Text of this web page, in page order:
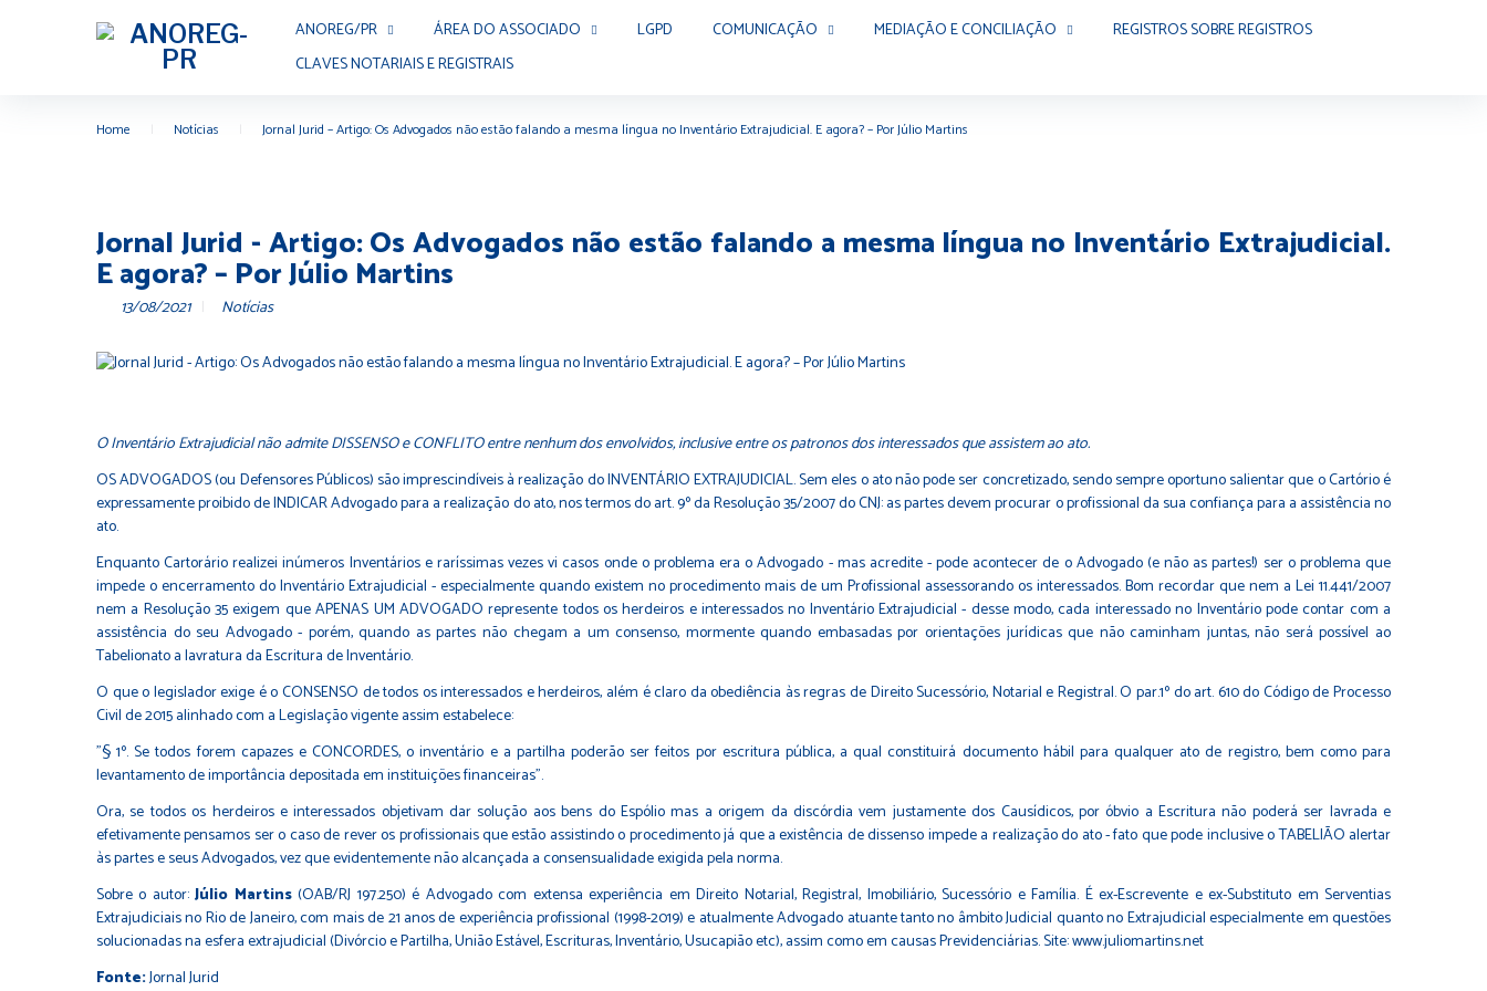
ANOREG/PR ÁREA DO ASSOCIADO LGPD COMUNICAÇÃO MEDIAÇÃO E CONCILIAÇÃO
REGISTROS SOBRE REGISTROS
CLAVES NOTARIAIS E REGISTRAIS
Home Notícias Jornal Jurid – Artigo: Os Advogados não estão falando a mesma língua no Inventário Extrajudicial. E agora? – Por Júlio Martins
Jornal Jurid - Artigo: Os Advogados não estão falando a mesma língua no Inventário Extrajudicial.
E agora? – Por Júlio Martins
13/08/2021 Notícias
O Inventário Extrajudicial não admite DISSENSO e CONFLITO entre nenhum dos envolvidos, inclusive entre os patronos dos interessados que assistem ao ato.
OS ADVOGADOS (ou Defensores Públicos) são imprescindíveis à realização do INVENTÁRIO EXTRAJUDICIAL. Sem eles o ato não pode ser concretizado, sendo sempre oportuno salientar que o Cartório é
expressamente proibido de INDICAR Advogado para a realização do ato, nos termos do art. 9º da Resolução 35/2007 do CNJ: as partes devem procurar o profissional da sua confiança para a assistência no
ato.
Enquanto Cartorário realizei inúmeros Inventários e raríssimas vezes vi casos onde o problema era o Advogado - mas acredite - pode acontecer de o Advogado (e não as partes!) ser o problema que
impede o encerramento do Inventário Extrajudicial - especialmente quando existem no procedimento mais de um Profissional assessorando os interessados. Bom recordar que nem a Lei 11.441/2007
nem a Resolução 35 exigem que APENAS UM ADVOGADO represente todos os herdeiros e interessados no Inventário Extrajudicial - desse modo, cada interessado no Inventário pode contar com a
assistência do seu Advogado - porém, quando as partes não chegam a um consenso, mormente quando embasadas por orientações jurídicas que não caminham juntas, não será possível ao
Tabelionato a lavratura da Escritura de Inventário.
O que o legislador exige é o CONSENSO de todos os interessados e herdeiros, além é claro da obediência às regras de Direito Sucessório, Notarial e Registral. O par.1º do art. 610 do Código de Processo
Civil de 2015 alinhado com a Legislação vigente assim estabelece:
"§ 1º. Se todos forem capazes e CONCORDES, o inventário e a partilha poderão ser feitos por escritura pública, a qual constituirá documento hábil para qualquer ato de registro, bem como para
levantamento de importância depositada em instituições financeiras".
Ora, se todos os herdeiros e interessados objetivam dar solução aos bens do Espólio mas a origem da discórdia vem justamente dos Causídicos, por óbvio a Escritura não poderá ser lavrada e
efetivamente pensamos ser o caso de rever os profissionais que estão assistindo o procedimento já que a existência de dissenso impede a realização do ato - fato que pode inclusive o TABELIÃO alertar
às partes e seus Advogados, vez que evidentemente não alcançada a consensualidade exigida pela norma.
Sobre o autor:Júlio Martins(OAB/RJ 197.250) é Advogado com extensa experiência em Direito Notarial, Registral, Imobiliário, Sucessório e Família. É ex-Escrevente e ex-Substituto em Serventias
Extrajudiciais no Rio de Janeiro, com mais de 21 anos de experiência profissional (1998-2019) e atualmente Advogado atuante tanto no âmbito Judicial quanto no Extrajudicial especialmente em questões
solucionadas na esfera extrajudicial (Divórcio e Partilha, União Estável, Escrituras, Inventário, Usucapião etc), assim como em causas Previdenciárias. Site:www.juliomartins.net
Fonte:Jornal Jurid